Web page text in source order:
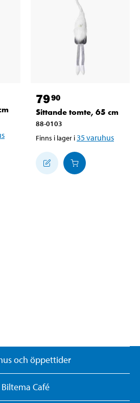
7990
Sittande tomte, 65 cm
88-0103
Finns i lager i 35varuhus
och öppettider
Biltema Café